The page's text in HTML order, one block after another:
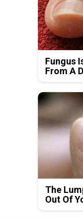
Fungus
From A
The
Out Of